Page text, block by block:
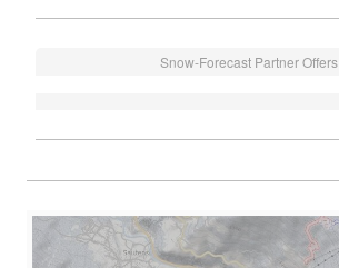
Snow-Forecast Partner Offers